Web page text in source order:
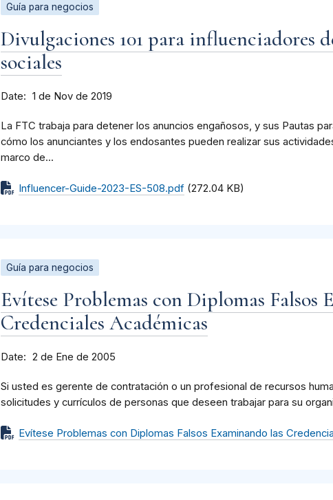
Guía para negocios
Divulgaciones 101 para influenciadores
sociales
Date 1 de Nov de 2019
La FTC trabaja para detener los anuncios engañosos, y sus Pautas
cómo los anunciantes y los endosantes pueden realizar sus
marco de...
Influencer-Guide-2023-ES-508.pdf (272.04 KB)
Guía para negocios
Evítese Problemas con Diplomas Falsos
Credenciales Académicas
Date 2 de Ene de 2005
Si usted es gerente de contratación o un profesional de recursos
solicitudes y currículos de personas que deseen trabajar para su
Evítese Problemas con Diplomas Falsos Examinando las